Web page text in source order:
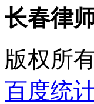
长春律
版权所
百度统